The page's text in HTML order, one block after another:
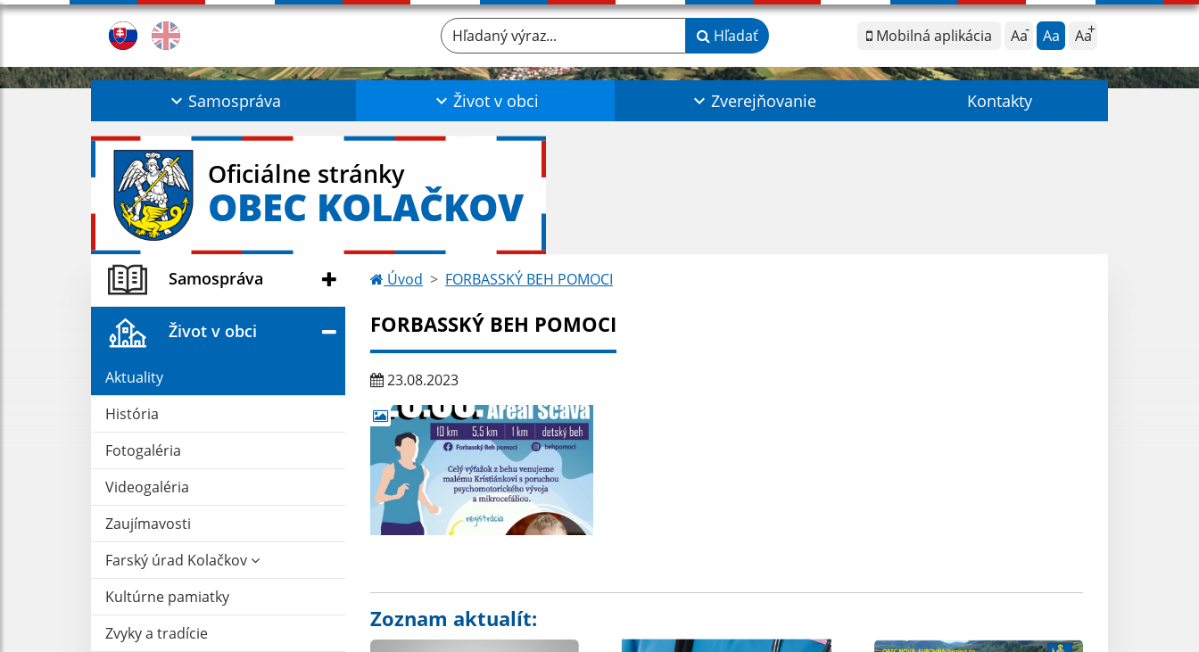
Mobilná aplikácia Aa Aa Aa
Hľadaný výraz... Hľadať
Samospráva Život v obci Zverejňovanie Kontakty
Oficiálne stránky
OBEC KOLAČKOV
Samospráva
Život v obci
Aktuality
História
Fotogaléria
Videogaléria
Zaujímavosti
Farský úrad Kolačkov
Kultúrne pamiatky
Zvyky a tradície
Úvod FORBASSKÝ BEH POMOCI
FORBASSKÝ BEH POMOCI
23.08.2023
Zoznam aktualít: